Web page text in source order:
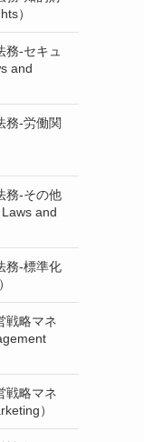
）
務-セキュ
and
務-労働関
務-その他
and
務-標準化
戦略マネ
戦略マネ
）